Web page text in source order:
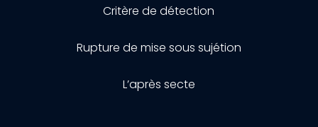
Critère de détection
Rupture de mise sous sujétion
L’après secte